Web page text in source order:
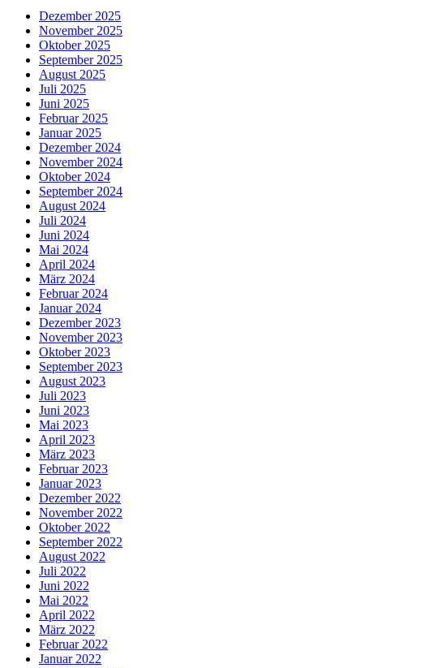
Dezember 2025
November 2025
Oktober 2025
September 2025
August 2025
Juli 2025
Juni 2025
Februar 2025
Januar 2025
Dezember 2024
November 2024
Oktober 2024
September 2024
August 2024
Juli 2024
Juni 2024
Mai 2024
April 2024
März 2024
Februar 2024
Januar 2024
Dezember 2023
November 2023
Oktober 2023
September 2023
August 2023
Juli 2023
Juni 2023
Mai 2023
April 2023
März 2023
Februar 2023
Januar 2023
Dezember 2022
November 2022
Oktober 2022
September 2022
August 2022
Juli 2022
Juni 2022
Mai 2022
April 2022
März 2022
Februar 2022
Januar 2022